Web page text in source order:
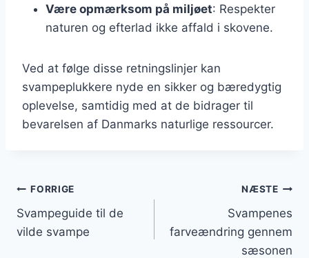
Være opmærksom på miljøet: Respekter
naturen og efterlad ikke affald i skovene.
Ved at følge disse retningslinjer kan
svampeplukkere nyde en sikker og bæredygtig
oplevelse, samtidig med at de bidrager til
bevarelsen af Danmarks naturlige ressourcer.
Indlægsnavigation
FORRIGE
Svampeguide til de
vilde svampe
NÆSTE
Svampenes
farveændring gennem
sæsonen